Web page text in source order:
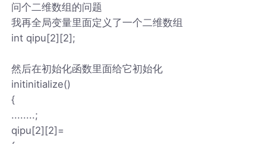
问个二维数组的问题
我再全局变量里面定义了一个二维数组
int qipu[2][2];
然后在初始化函数里面给它初始化
initinitialize()
{
........;
qipu[2][2]=